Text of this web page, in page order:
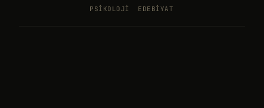
PSIKOLOJI EDEBIYAT